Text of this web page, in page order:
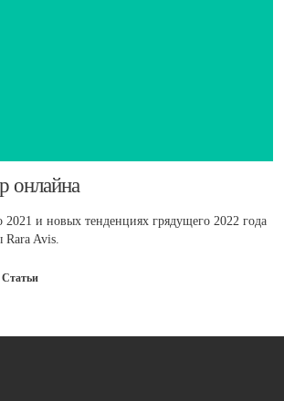
онлайна
2021 и новых тенденциях грядущего 2022 года
Rara Avis.
Статьи